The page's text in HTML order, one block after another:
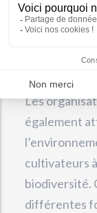
commerce
regroupent
Les
également
cultivateurs
biodiversité.
différentes